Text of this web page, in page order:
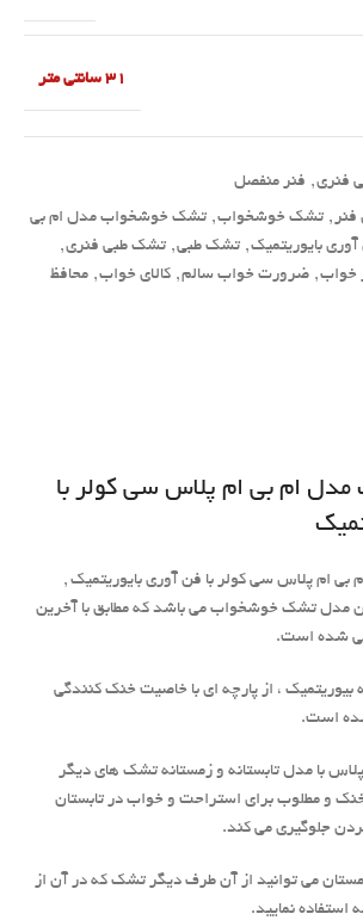
ام بی ام پلاس سی کولر با
ام پلاس سی کولر با فن آوری بایوریتمیک ,
مدل تشک خوشخواب می باشد که مطابق با آخرین
شده است.
بیوریتمیک ، از پارچه ای با خاصیت خنک کنندگی
است.
با مدل تابستانه و زمستانه تشک های دیگر
و مطلوب برای استراحت و خواب در تابستان
جلوگیری می کند.
می توانید از آن طرف دیگر تشک که در آن از
استفاده نمایید.
31 سانتی متر
فنری, فنر منفصل
, تشک خوشخواب, تشک خوشخواب مدل ام بی
بایوریتمیک, تشک طبی, تشک طبی فنری,
خواب, ضرورت خواب سالم, کالای خواب, محافظ